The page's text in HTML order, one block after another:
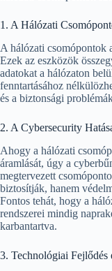
1. A Hálózati
A hálózati csomópontok
Ezek az eszközök
adatokat a hálózaton
fenntartásához
és a biztonsági
2. A Cybersecurity
Ahogy a hálózati
áramlását, úgy a
megtervezett
biztosítják, hanem
Fontos tehát, hogy a
rendszerei mindig
karbantartva.
3. Technológiai Fejlődés